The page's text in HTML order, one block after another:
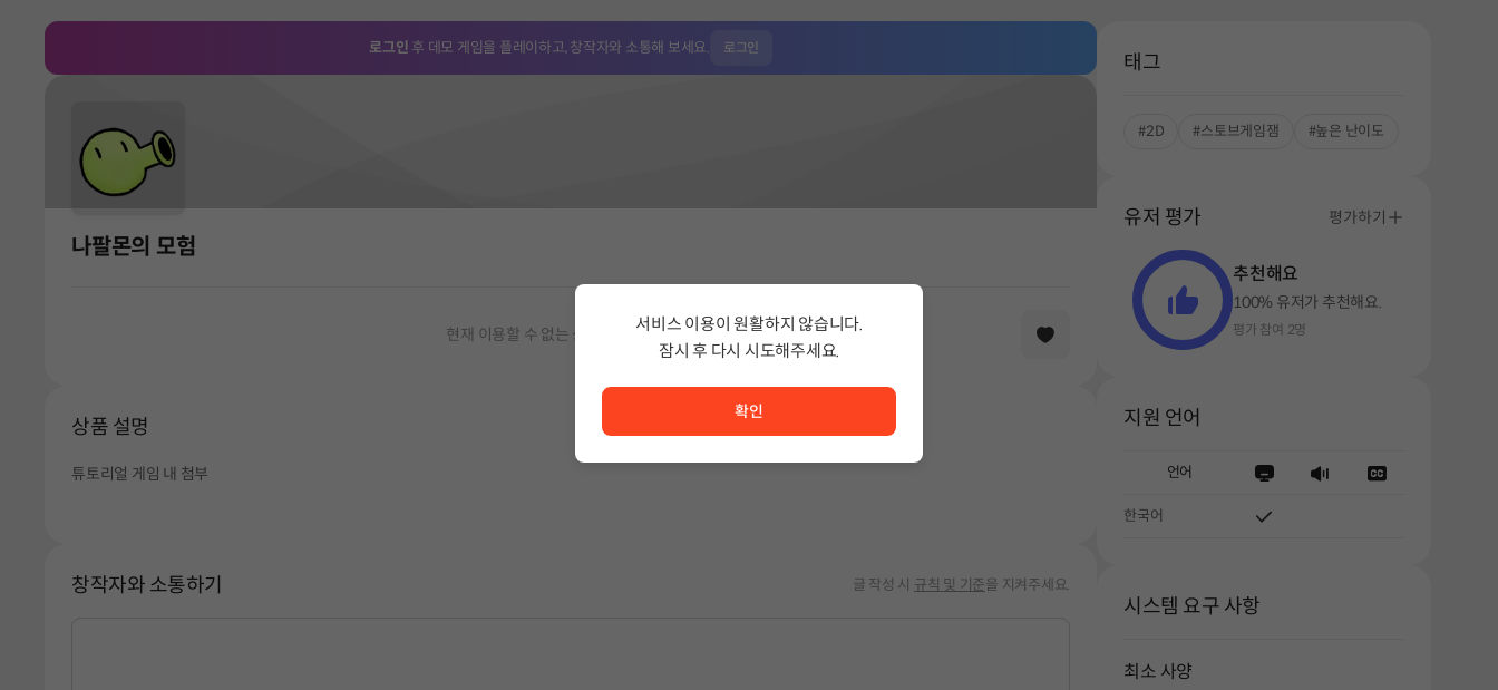
로그인 후 데모 게임을 플레이하고,창작자와 소통해 보세요. 로그인
나팔몬의 모험
현재 이용할 수 없는 상품입니다.
상품 설명
튜토리얼 게임 내 첨부
창작자와 소통하기 글 작성 시 규칙 및 기준을 지켜주세요.
태그
#2D #스토브게임잼 #높은 난이도
유저 평가 평가하기
추천해요
100% 유저가 추천해요.
평가 참여 2명
지원 언어
언어
한국어
시스템 요구 사항
최소 사양
서비스 이용이 원활하지 않습니다.
잠시 후 다시 시도해주세요.
확인